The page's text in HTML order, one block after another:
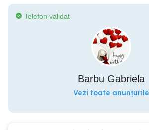
Telefon validat
Barbu Gabriela
Vezi toate anunțurile